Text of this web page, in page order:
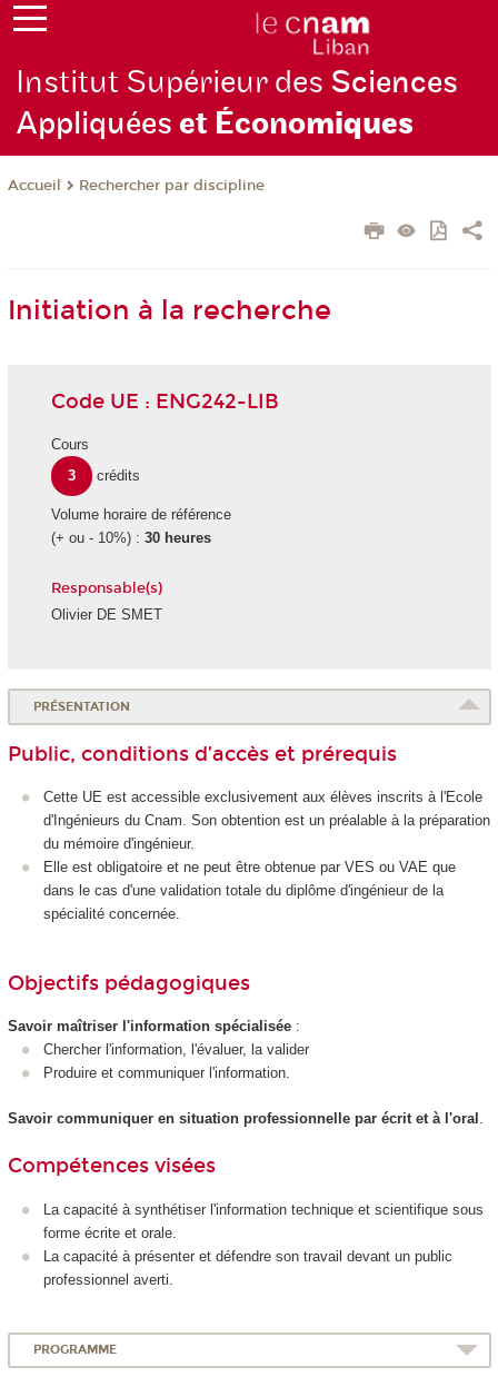
Institut Supérieur des Sciences
Appliquéeset Économiques
Accueil Rechercher par discipline
Initiation à la recherche
Code UE : ENG242-LIB
Cours
3
crédits
Volume horaire de référence
(+ ou - 10%) : 30 heures
Responsable(s)
Olivier DE SMET
PRÉSENTATION
Public, conditions d’accès et prérequis
Cette UE est accessible exclusivement aux élèves inscrits à l'Ecole
d'Ingénieurs du Cnam. Son obtention est un préalable à la préparation
du mémoire d'ingénieur.
Elle est obligatoire et ne peut être obtenue par VES ou VAE que
dans le cas d'une validation totale du diplôme d'ingénieur de la
spécialité concernée.
Objectifs pédagogiques
Savoir maîtriser l'information spécialisée:
Chercher l'information, l'évaluer, la valider
Produire et communiquer l'information.
Savoir communiquer en situation professionnelle par écrit et à l'oral
Compétences visées
La capacité à synthétiser l'information technique et scientifique sous
forme écrite et orale.
La capacité à présenter et défendre son travail devant un public
professionnel averti.
PROGRAMME